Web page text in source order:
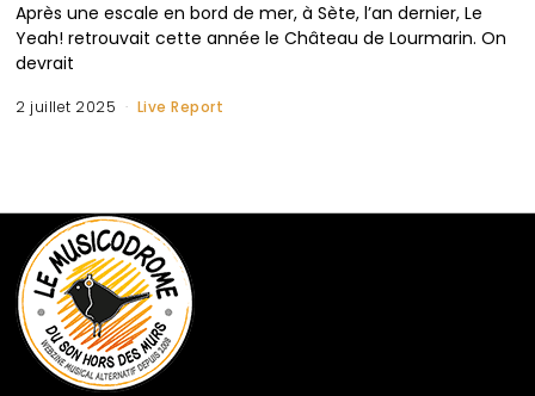
Après une escale en bord de mer, à Sète, l’an dernier, Le
Yeah! retrouvait cette année le Château de Lourmarin. On
devrait
2 juillet 2025 Live Report